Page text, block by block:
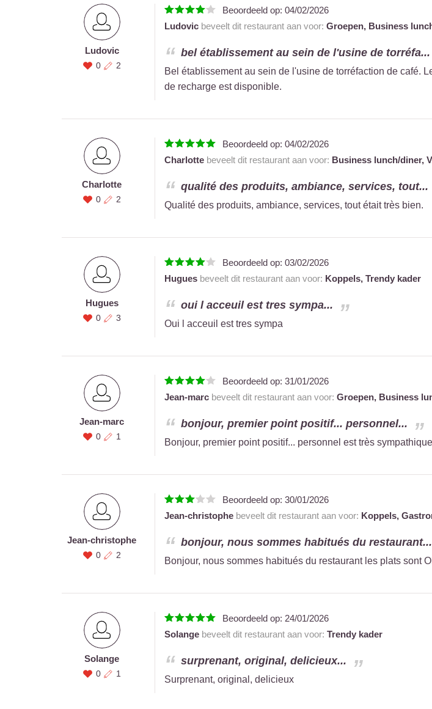
Ludovic
0 2
Beoordeeld op: 04/02/2026
Ludovicbeveelt dit restaurant aan voor: Groepen, Business
bel établissement au sein de l'usine de torréfa...
Bel établissement au sein de l'usine de torréfaction de café.
de recharge est disponible.
Charlotte
0 2
Beoordeeld op: 04/02/2026
Charlottebeveelt dit restaurant aan voor: Business lunch/diner,
qualité des produits, ambiance, services, tout...
Qualité des produits, ambiance, services, tout était très bien.
Hugues
0 3
Beoordeeld op: 03/02/2026
Huguesbeveelt dit restaurant aan voor: Koppels, Trendy kader
oui l acceuil est tres sympa...
Oui l acceuil est tres sympa
Jean-marc
0 1
Beoordeeld op: 31/01/2026
Jean-marcbeveelt dit restaurant aan voor: Groepen, Business
bonjour, premier point positif... personnel...
Bonjour, premier point positif... personnel est très
Jean-christophe
0 2
Beoordeeld op: 30/01/2026
Jean-christophebeveelt dit restaurant aan voor: Koppels,
bonjour, nous sommes habitués du restaurant...
Bonjour, nous sommes habitués du restaurant les plats sont
Solange
0 1
Beoordeeld op: 24/01/2026
Solangebeveelt dit restaurant aan voor: Trendy kader
surprenant, original, delicieux...
Surprenant, original, delicieux